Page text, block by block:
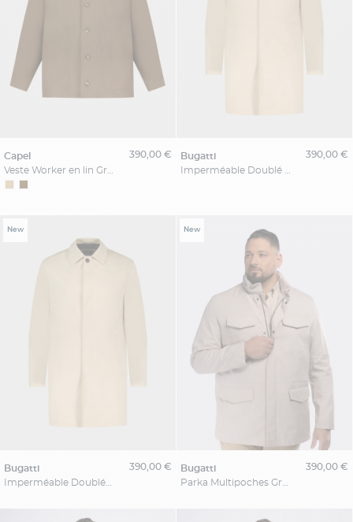
capel
390,00 €
bugatti
390,00 €
New
bugatti
390,00 €
New
bugatti
390,00 €